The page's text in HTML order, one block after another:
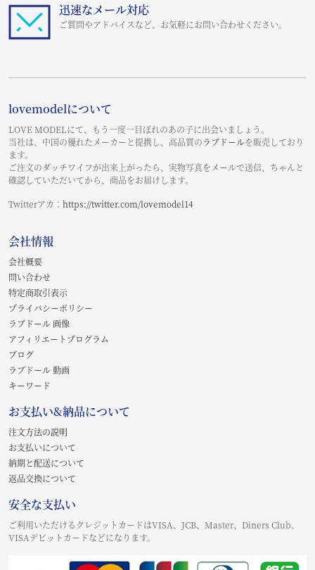
迅速なメール対応
ご質問やアドバイスなど、お気軽にお問い合わせください。
lovemodelについて
LOVE MODELにて、もう一度一目ぼれのあの子に出会いましょう。
当社は、中国の優れたメーカーと提携し、高品質のラブドールを販売しており
ます。
ご注文のダッチワイフが出来上がったら、実物写真をメールで送信、ちゃんと
確認していただいてから、商品をお届けします。
Twitterアカ： https://twitter.com/lovemodel14
会社情報
会社概要
問い合わせ
特定商取引表示
プライバシーポリシー
ラブドール 画像
アフィリエートプログラム
ブログ
ラブドール 動画
キーワード
お支払い&納品について
注文方法の説明
お支払いについて
納期と配送について
返品交換について
安全な支払い
ご利用いただけるクレジットカードはVISA、JCB、Master、Diners Club、
VISAデビットカードなどになります。